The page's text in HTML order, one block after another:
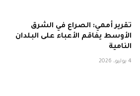
تقرير أممي: الصراع في الشرق
الأوسط يفاقم الأعباء على البلدان
النامية
4 يوليو، 2026